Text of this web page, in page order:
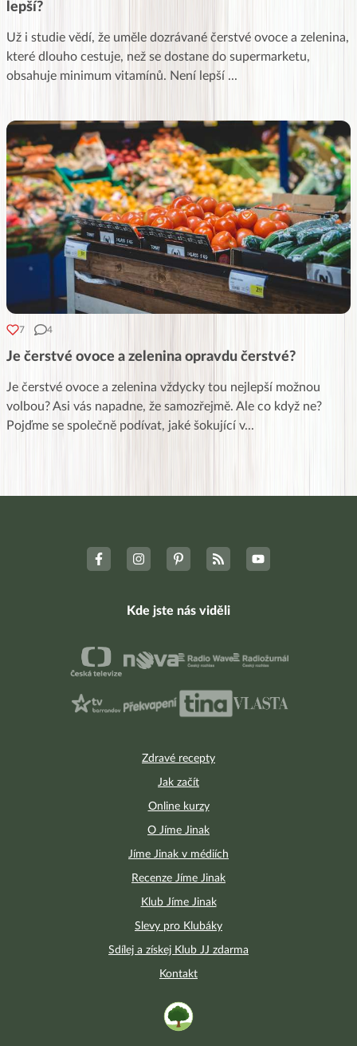
lepší?
Už i studie vědí, že uměle dozrávané čerstvé ovoce a zelenina,
které dlouho cestuje, než se dostane do supermarketu,
obsahuje minimum vitamínů. Není lepší ...
7 4
Je čerstvé ovoce a zelenina opravdu čerstvé?
Je čerstvé ovoce a zelenina vždycky tou nejlepší možnou
volbou? Asi vás napadne, že samozřejmě. Ale co když ne?
Pojďme se společně podívat, jaké šokující v...
Zdravé recepty
Jak začít
Online kurzy
O Jíme Jinak
Jíme Jinak v médiích
Recenze Jíme Jinak
Klub Jíme Jinak
Slevy pro Klubáky
Sdílej a získej Klub JJ zdarma
Kontakt
Kde jste nás viděli